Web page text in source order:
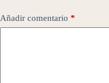
Añadir comentario *